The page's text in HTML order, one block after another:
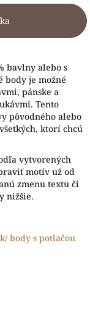
bavlny alebo s
body je možné
pánske a
Tento
pôvodného alebo
ktorí chcú
vytvorených
motív už od
zmenu textu či
nižšie.
body s potlačou